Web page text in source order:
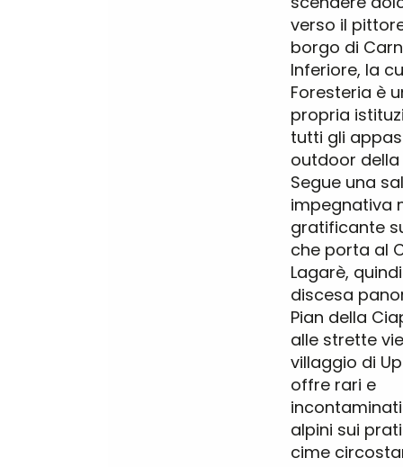
verso il
borgo di
Inferiore, la
Foresteria è
propria
tutti gli
outdoor della
Segue una
impegnativa
gratificante
che porta al
Lagarè,
discesa
Pian della
alle strette
villaggio di
offre rari e
alpini sui
cime